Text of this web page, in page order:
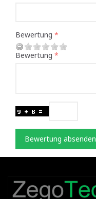
Bewertung
Bewertung
Bewertung absenden